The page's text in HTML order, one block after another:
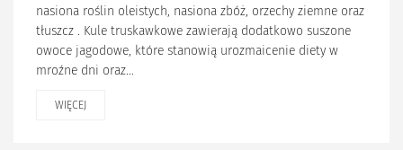
nasiona roślin oleistych, nasiona zbóż, orzechy ziemne oraz
tłuszcz . Kule truskawkowe zawierają dodatkowo suszone
owoce jagodowe, które stanowią urozmaicenie diety w
mroźne dni oraz...
WIĘCEJ